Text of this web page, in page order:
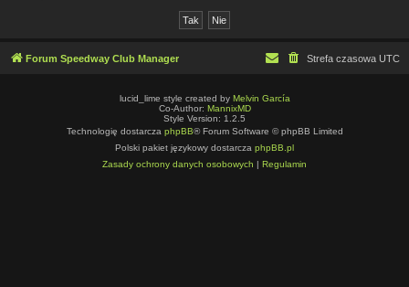
Forum Speedway Club Manager Strefa czasowa UTC
lucid_lime style created by Melvin García
Co-Author: MannixMD
Style Version: 1.2.5
Technologię dostarcza phpBB® Forum Software © phpBB Limited
Polski pakiet językowy dostarcza phpBB.pl
Zasady ochrony danych osobowych | Regulamin